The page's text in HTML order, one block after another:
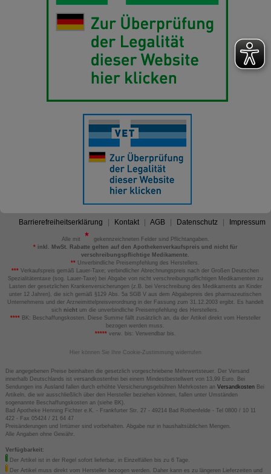
Barrierefreiheitserklärung Kontakt AGB Datenschutz Impressum
Alle mit
gekennzeichneten Felder sind Pflichtangaben.
*inkl. MwSt. Rabatte gelten auf den Apothekenverkaufspreis und nicht für
verschreibungspflichtige Medikamente.
** Unverbindliche Preisempfehlung des Herstellers.
*** Verkaufspreis gemäß Lauer-Taxe; verbindlicher Abrechnungspreis nach der Großen Deutschen
Spezialitätentaxe (sog. Lauer-Taxe) bei Abgabe von nicht verschreibungspflichtigen Medikamenten zu
Lasten der gesetzlichen Krankenversicherungen (z.B. bei Verschreibung des Medikaments an Kinder
unter 12 Jahren), die sich gemäß §129 Abs. 5a SGB V aus dem Abgabepreis des pharmazeutischen
Unternehmens und der Arzneimittelpreisverordnung in der Fassung zum 31.12.2003 ergibt. Es handelt
sich nicht um die unverbindliche Preisempfehlung des Herstellers.
****BK: Beschaffungskosten. Diese Summe fällt zusätzlich an, da der Artikel direkt vom Hersteller
bezogen werden muss.
*****verw. bis: Verwendbar bis.
Hier können Sie Ihre Cookie-Zustimmung widerrufen
Die angegebenen Preise beinhalten die gesetzlich vorgeschriebene Mehrwertsteuer. Der Versand
innerhalb Deutschlands ist versandkostenfrei bei einem Mindestbestellwert von 13,99 Euro. Bei
Sendungen ins Ausland fallen durch erhöhte Versicherungsgebühren Mehrkosten an VersandkostenBei
Artikeln, die wir ausschließlich über den Hersteller beziehen können, fallen unter Umständen
sogenannte Beschaffungskosten an (siehe BK).
Bad Apotheke Henning Fichter e.K. - Frankfurter Str. 27 - 49214 Bad Rothenfelde - Tel 0800 / 10 11
422 - Fax 05424 / 21 64 47
Preisänderungen und Irrtümer sind vorbehalten. Abgabe nur in haushaltsüblichen Mengen.
Alle Angaben ohne Gewähr.
Verfügbarkeit:
Der Artikel ist in der Regel sofort lieferbar, in Einzelfällen bis zu 6 Tage.
Der Artikel muss direkt vom Hersteller bezogen werden. Daher kann es zu längeren Lieferzeiten und